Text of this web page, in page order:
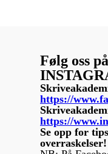
Følg oss
https://
https://
Se opp for
overraskelser!